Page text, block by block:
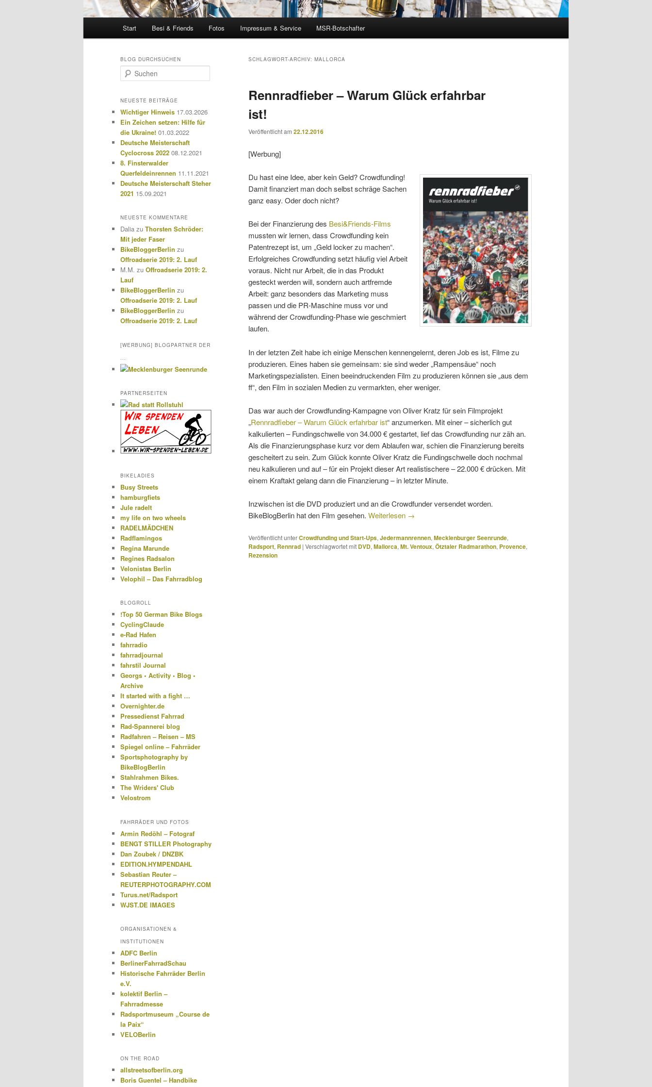
Start Besi & Friends Fotos Impressum & Service MSR-Botschafter
SCHLAGWORT-ARCHIV: MALLORCA
Rennradfieber – Warum Glück erfahrbar
ist!
Veröffentlicht am 22.12.2016
[Werbung]
Du hast eine Idee, aber kein Geld? Crowdfunding!
Damit finanziert man doch selbst schräge Sachen
ganz easy. Oder doch nicht?
Bei der Finanzierung des Besi&Friends-Films
mussten wir lernen, dass Crowdfunding kein
Patentrezept ist, um „Geld locker zu machen“.
Erfolgreiches Crowdfunding setzt häufig viel Arbeit
voraus. Nicht nur Arbeit, die in das Produkt
gesteckt werden will, sondern auch artfremde
Arbeit: ganz besonders das Marketing muss
passen und die PR-Maschine muss vor und
während der Crowdfunding-Phase wie geschmiert
laufen.
In der letzten Zeit habe ich einige Menschen kennengelernt, deren Job es ist, Filme zu
produzieren. Eines haben sie gemeinsam: sie sind weder „Rampensäue“ noch
Marketingspezialisten. Einen beeindruckenden Film zu produzieren können sie „aus dem
ff“, den Film in sozialen Medien zu vermarkten, eher weniger.
Das war auch der Crowdfunding-Kampagne von Oliver Kratz für sein Filmprojekt
„Rennradfieber – Warum Glück erfahrbar ist“ anzumerken. Mit einer – sicherlich gut
kalkulierten – Fundingschwelle von 34.000 € gestartet, lief das Crowdfunding nur zäh an.
Als die Finanzierungsphase kurz vor dem Ablaufen war, schien die Finanzierung bereits
gescheitert zu sein. Zum Glück konnte Oliver Kratz die Fundingschwelle doch nochmal
neu kalkulieren und auf – für ein Projekt dieser Art realistischere – 22.000 € drücken. Mit
einem Kraftakt gelang dann die Finanzierung – in letzter Minute.
Inzwischen ist die DVD produziert und an die Crowdfunder versendet worden.
BikeBlogBerlin hat den Film gesehen. Weiterlesen →
Veröffentlicht unterCrowdfunding und Start-Ups, Jedermannrennen, Mecklenburger Seenrunde,
Radsport, Rennrad | Verschlagwortet mit DVD, Mallorca, Mt. Ventoux, Ötztaler Radmarathon, Provence,
Rezension
BLOG DURCHSUCHEN
u
h
n
NEUESTE BEITRÄGE
Wichtiger Hinweis 17.03.2026
Ein Zeichen setzen: Hilfe für
die Ukraine! 01.03.2022
Deutsche Meisterschaft
Cyclocross 2022 08.12.2021
8. Finsterwalder
Querfeldeinrennen 11.11.2021
Deutsche Meisterschaft Steher
2021 15.09.2021
NEUESTE KOMMENTARE
Dalia zu Thorsten Schröder:
Mit jeder Faser
BikeBloggerBerlin zu
Offroadserie 2019: 2. Lauf
M.M. zu Offroadserie 2019: 2.
Lauf
BikeBloggerBerlin zu
Offroadserie 2019: 2. Lauf
BikeBloggerBerlin zu
Offroadserie 2019: 2. Lauf
[WERBUNG] BLOGPARTNER DER
PARTNERSEITEN
BIKELADIES
Busy Streets
hamburgfiets
Jule radelt
my life on two wheels
RADELMÄDCHEN
Radflamingos
Regina Marunde
Regines Radsalon
Velonistas Berlin
Velophil – Das Fahrradblog
BLOGROLL
!Top 50 German Bike Blogs
CyclingClaude
e-Rad Hafen
fahrradio
fahrradjournal
fahrstil Journal
Georgs • Activity • Blog •
Archive
It started with a fight …
Overnighter.de
Pressedienst Fahrrad
Rad-Spannerei blog
Radfahren – Reisen – MS
Spiegel online – Fahrräder
Sportsphotography by
BikeBlogBerlin
Stahlrahmen Bikes.
The Wriders' Club
Velostrom
FAHRRÄDER UND FOTOS
Armin Redöhl – Fotograf
BENGT STILLER Photography
Dan Zoubek / DNZBK
EDITION.HYMPENDAHL
Sebastian Reuter –
REUTERPHOTOGRAPHY.COM
Turus.net/Radsport
WJST.DE IMAGES
ORGANISATIONEN &
INSTITUTIONEN
ADFC Berlin
BerlinerFahrradSchau
Historische Fahrräder Berlin
e.V.
kolektif Berlin –
Fahrradmesse
Radsportmuseum „Course de
la Paix“
VELOBerlin
ON THE ROAD
allstreetsofberlin.org
Boris Guentel – Handbike